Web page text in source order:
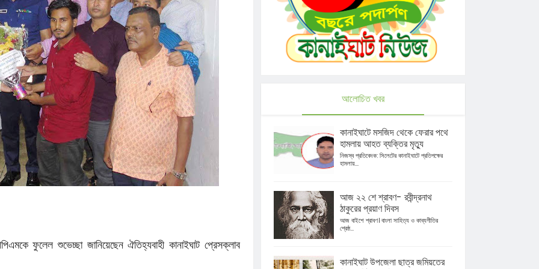
আসছেন
সমাবেশ,
আঁধারে
আলীর
ফুলেল শুভেচ্ছা জানিয়েছেন ঐতিহ্যবাহী কানাইঘাট প্রেসক্লাব
আলোচিত খবর
কানাইঘাটে মসজিদ থেকে ফেরার পথে
হামলায় আহত ব্যক্তির মৃত্যু
নিজস্ব প্রতিবেদক: সিলেটের কানাইঘাটে প্রতিপক্ষের
হামলায়...
আজ ২২ শে শ্রাবণ- রবীন্দ্রনাথ
ঠাকুরের প্রয়াণ দিবস
আজ বাইশে শ্রাবণ। বাংলা সাহিত্য ও কাব্যগীতির
শ্রেষ্ঠ...
কানাইঘাট উপজেলা ছাত্র জমিয়তের